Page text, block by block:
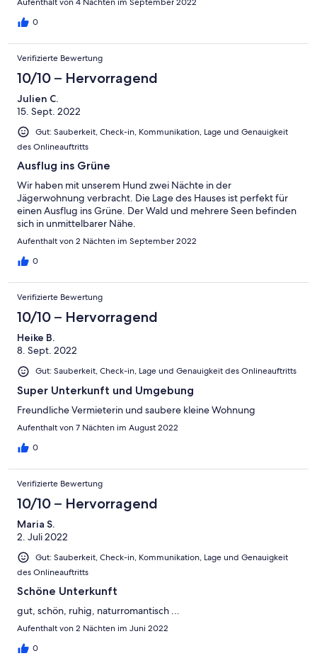
Aufenthalt von 4 Nächten im September 2022
0
Verifizierte Bewertung
10/10 – Hervorragend
Julien C.
15. Sept. 2022
Gut: Sauberkeit, Check-in, Kommunikation, Lage und Genauigkeit
des Onlineauftritts
Ausflug ins Grüne
Wir haben mit unserem Hund zwei Nächte in der
Jägerwohnung verbracht. Die Lage des Hauses ist perfekt für
einen Ausflug ins Grüne. Der Wald und mehrere Seen befinden
sich in unmittelbarer Nähe.
Aufenthalt von 2 Nächten im September 2022
0
Verifizierte Bewertung
10/10 – Hervorragend
Heike B.
8. Sept. 2022
Gut: Sauberkeit, Check-in, Lage und Genauigkeit des Onlineauftritts
Super Unterkunft und Umgebung
Freundliche Vermieterin und saubere kleine Wohnung
Aufenthalt von 7 Nächten im August 2022
0
Verifizierte Bewertung
10/10 – Hervorragend
Maria S.
2. Juli 2022
Gut: Sauberkeit, Check-in, Kommunikation, Lage und Genauigkeit
des Onlineauftritts
Schöne Unterkunft
gut, schön, ruhig, naturromantisch ...
Aufenthalt von 2 Nächten im Juni 2022
0